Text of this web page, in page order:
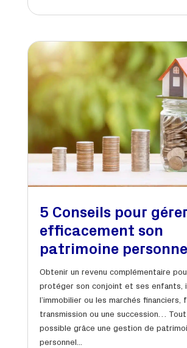
5 Conseils pour gérer
efficacement son
patrimoine
Obtenir un revenu complémentaire
protéger son conjoint et ses enfants,
l’immobilier ou les marchés financiers,
transmission ou une succession…
possible grâce une gestion de
personnel...